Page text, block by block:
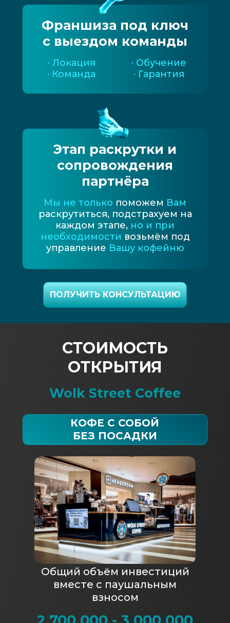
ПОЛУЧИТЬ КОНСУЛЬТАЦИЮ
Этап раскрутки и
сопровождения
партнёра
Мы не только поможем Вам
раскрутиться, подстрахуем на
каждом этапе, но и при
необходимости возьмём под
управление Вашу кофейню
Франшиза под ключ
с выездом команды
· Локация
· Команда
· Обучение
· Гарантия
КОФЕ С СОБОЙ
БЕЗ ПОСАДКИ
СТОИМОСТЬ
ОТКРЫТИЯ
Wolk Street Coffee
Общий объём инвестиций
вместе с паушальным
взносом